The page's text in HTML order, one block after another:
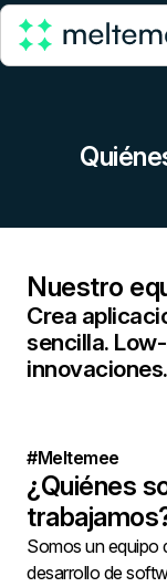
Nuestro
Crea
sencilla.
innovaciones.
#Meltemee
¿Quiénes
Somos un equipo
desarrollo de